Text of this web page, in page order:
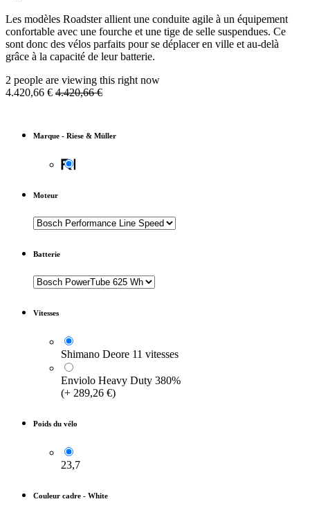
Les modèles Roadster allient une conduite agile à un équipement
confortable avec une fourche et une tige de selle suspendues. Ce
sont donc des vélos parfaits pour se déplacer en ville et au-delà
grâce à la capacité de leur batterie.
2 people are viewing this right now
4.420,66 € 4.420,66€
Marque - Riese & Müller
Moteur
Batterie
Vitesses
Shimano Deore 11 vitesses
Enviolo Heavy Duty 380%
(+ 289,26 €)
Poids du vélo
23,7
Couleur cadre - White